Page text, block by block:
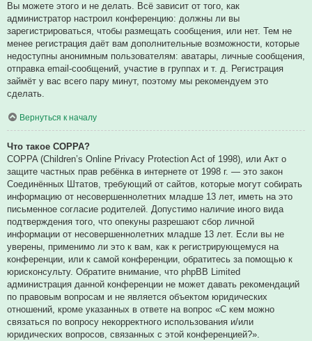
Вы можете этого и не делать. Всё зависит от того, как
администратор настроил конференцию: должны ли вы
зарегистрироваться, чтобы размещать сообщения, или нет. Тем не
менее регистрация даёт вам дополнительные возможности, которые
недоступны анонимным пользователям: аватары, личные сообщения,
отправка email-сообщений, участие в группах и т. д. Регистрация
займёт у вас всего пару минут, поэтому мы рекомендуем это
сделать.
Вернуться к началу
Что такое COPPA?
COPPA (Children’s Online Privacy Protection Act of 1998), или Акт о
защите частных прав ребёнка в интернете от 1998 г. — это закон
Соединённых Штатов, требующий от сайтов, которые могут собирать
информацию от несовершеннолетних младше 13 лет, иметь на это
письменное согласие родителей. Допустимо наличие иного вида
подтверждения того, что опекуны разрешают сбор личной
информации от несовершеннолетних младше 13 лет. Если вы не
уверены, применимо ли это к вам, как к регистрирующемуся на
конференции, или к самой конференции, обратитесь за помощью к
юрисконсульту. Обратите внимание, что phpBB Limited
администрация данной конференции не может давать рекомендаций
по правовым вопросам и не является объектом юридических
отношений, кроме указанных в ответе на вопрос «С кем можно
связаться по вопросу некорректного использования и/или
юридических вопросов, связанных с этой конференцией?».